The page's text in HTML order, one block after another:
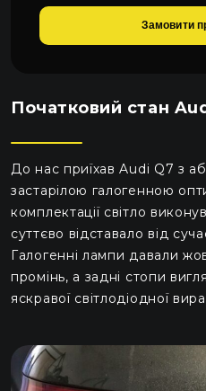
Замовити
Початковий стан
До нас приїхав Audi Q7 з
застарілою галогенною
комплектації світло
суттєво відставало від
Галогенні лампи давали
промінь, а задні стопи
яскравої світлодіодної